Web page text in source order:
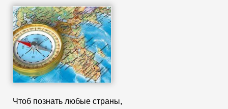
Чтоб познать любые страны,